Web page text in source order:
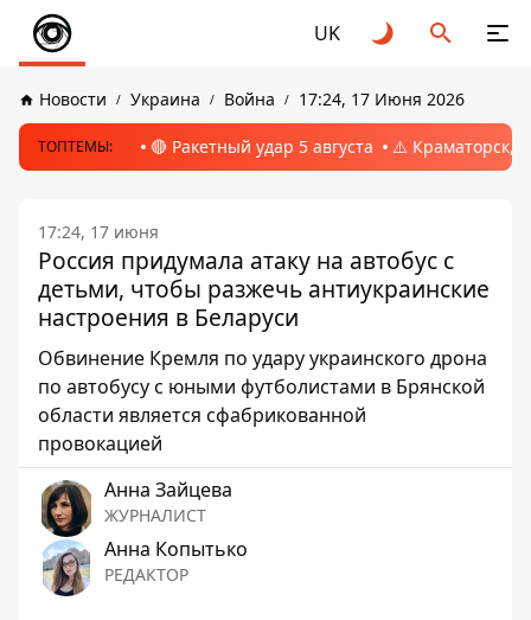
UK
Новости Украина Война 17:24, 17 Июня 2026
ТОПТЕМЫ: 🔴 Ракетный удар 5 августа ⚠️ Краматорск,
17:24, 17 июня
Россия придумала атаку на автобус с
детьми, чтобы разжечь антиукраинские
настроения в Беларуси
Обвинение Кремля по удару украинского дрона
по автобусу с юными футболистами в Брянской
области является сфабрикованной
провокацией
Анна Зайцева
ЖУРНАЛИСТ
Анна Копытько
РЕДАКТОР